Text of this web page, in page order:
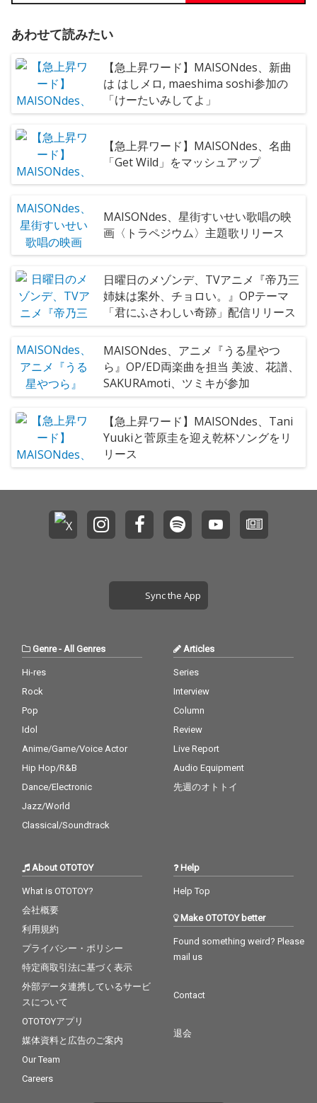
あわせて読みたい
【急上昇ワード】MAISONdes、新曲
は はしメロ, maeshima soshi参加の
「けーたいみしてよ」
【急上昇ワード】MAISONdes、名曲
「Get Wild」をマッシュアップ
MAISONdes、星街すいせい歌唱の映
画〈トラペジウム〉主題歌リリース
日曜日のメゾンデ、TVアニメ『帝乃三
姉妹は案外、チョロい。』OPテーマ
「君にふさわしい奇跡」配信リリース
MAISONdes、アニメ『うる星やつ
ら』OP/ED両楽曲を担当 美波、花譜、
SAKURAmoti、ツミキが参加
【急上昇ワード】MAISONdes、Tani
Yuukiと菅原圭を迎え乾杯ソングをリ
リース
Sync the App
Genre-All Genres
Hi-res
Rock
Pop
Idol
Anime/Game/Voice Actor
Hip Hop/R&B
Dance/Electronic
Jazz/World
Classical/Soundtrack
Articles
Series
Interview
Column
Review
Live Report
Audio Equipment
先週のオトトイ
About OTOTOY
What is OTOTOY?
会社概要
利用規約
プライバシー・ポリシー
特定商取引法に基づく表示
外部データ連携しているサービ
スについて
OTOTOYアプリ
媒体資料と広告のご案内
Our Team
Careers
Help
Help Top
Make OTOTOY better
Found something weird? Please
mail us
Contact
退会